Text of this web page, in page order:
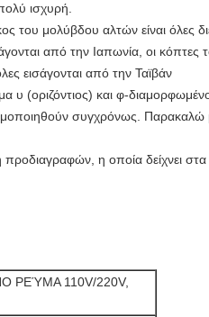
ισχυρή.
του μολύβδου αλτών είναι όλες
από την Ιαπωνία, οι κόπτες
εισάγονται από την Ταϊβάν
υ (οριζόντιος) και φ-
συγχρόνως. Παρακαλώ
η οποία δείχνει στα
ΡΕΎΜΑ 110V/220V,